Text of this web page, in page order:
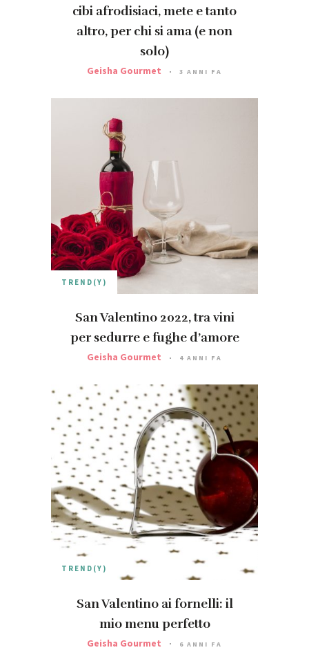
cibi afrodisiaci, mete e tanto
altro, per chi si ama (e non
solo)
Geisha Gourmet 3 ANNI FA
TREND(Y)
San Valentino 2022, tra vini
per sedurre e fughe d’amore
Geisha Gourmet 4 ANNI FA
TREND(Y)
San Valentino ai fornelli: il
mio menu perfetto
Geisha Gourmet 6 ANNI FA